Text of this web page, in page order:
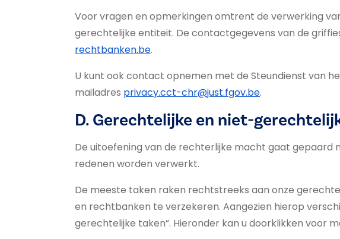
Voor vragen en opmerkingen omtrent de verwerking
gerechtelijke entiteit. De contactgegevens van de
rechtbanken.be.
U kunt ook contact opnemen met de Steundienst van
mailadres privacy.cct-chr@just.fgov.be.
D. Gerechtelijke en niet-
De uitoefening van de rechterlijke macht gaat
redenen worden verwerkt.
De meeste taken raken rechtstreeks aan onze
en rechtbanken te verzekeren. Aangezien hierop
gerechtelijke taken”. Hieronder kan u doorklikken voor